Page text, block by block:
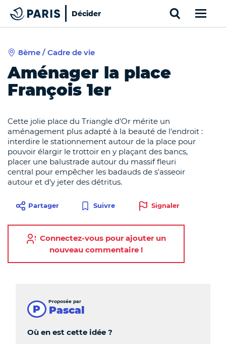
Cookies management panel
Top of the page
Paris
Décider
8ème / Cadre de vie
Aménager la place
François 1er
Cette jolie place du Triangle d'Or mérite un
aménagement plus adapté à la beauté de l'endroit :
interdire le stationnement autour de la place pour
pouvoir élargir le trottoir en y plaçant des bancs,
placer une balustrade autour du massif fleuri
central pour empêcher les badauds de s'asseoir
autour et d'y jeter des détritus.
Partager Suivre Signaler
Connectez-vous pour ajouter un
nouveau commentaire !
Où en est cette idée ?
Proposée par
P Pascal